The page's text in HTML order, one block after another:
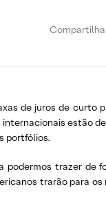
de juros de curto
estão
portfólios.
podermos trazer de
trarão para